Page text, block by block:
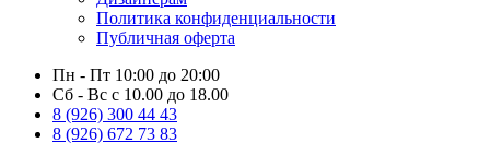
Политика конфиденциальности
Публичная оферта
Пн - Пт 10:00 до 20:00
Сб - Вс с 10.00 до 18.00
8 (926) 300 44 43
8 (926) 672 73 83